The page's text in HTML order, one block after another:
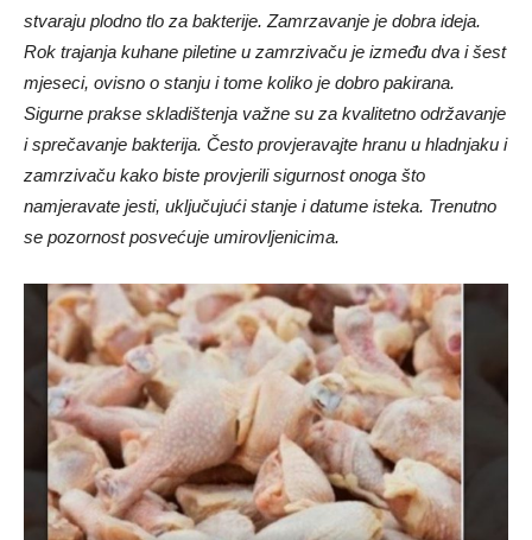
stvaraju plodno tlo za bakterije. Zamrzavanje je dobra ideja.
Rok trajanja kuhane piletine u zamrzivaču je između dva i šest
mjeseci, ovisno o stanju i tome koliko je dobro pakirana.
Sigurne prakse skladištenja važne su za kvalitetno održavanje
i sprečavanje bakterija. Često provjeravajte hranu u hladnjaku i
zamrzivaču kako biste provjerili sigurnost onoga što
namjeravate jesti, uključujući stanje i datume isteka. Trenutno
se pozornost posvećuje umirovljenicima.